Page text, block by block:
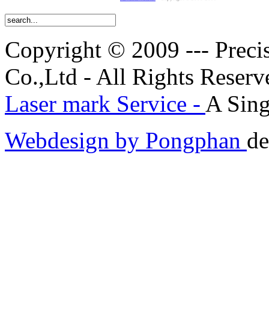
Copyright © 2009 ---
Co.,Ltd - All Rights
Laser mark Service - A
Webdesign by Pongphan